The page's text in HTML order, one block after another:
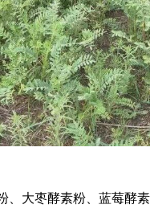
、大枣酵素粉、蓝莓酵素